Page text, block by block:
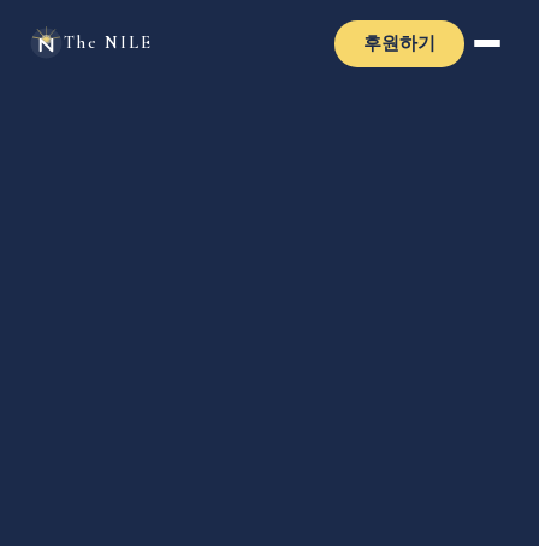
The NILE 후원하기